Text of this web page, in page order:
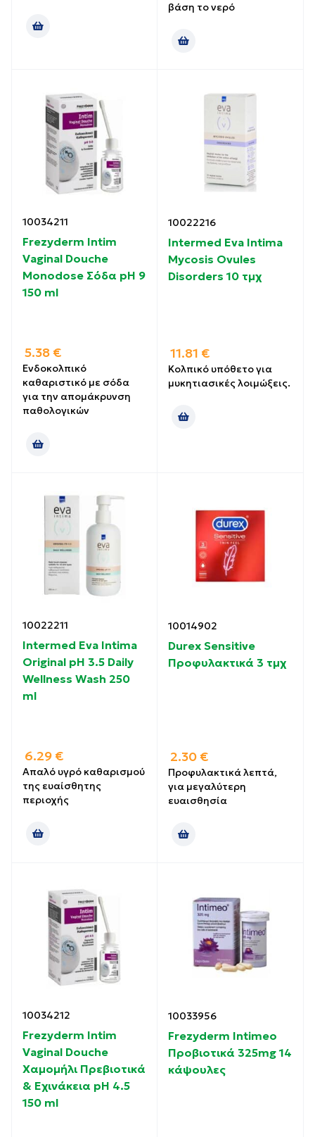
βάση το νερό
10034211
Frezyderm Intim
Vaginal Douche
Monodose Σόδα pH 9
150 ml
5.38 €
Ενδοκολπικό
καθαριστικό με σόδα
για την απομάκρυνση
παθολογικών
10022216
Intermed Eva Intima
Mycosis Ovules
Disorders 10 τμχ
11.81 €
Κολπικό υπόθετο για
μυκητιασικές λοιμώξεις.
10022211
Intermed Eva Intima
Original pH 3.5 Daily
Wellness Wash 250
ml
6.29 €
Απαλό υγρό καθαρισμού
της ευαίσθητης
περιοχής
10014902
Durex Sensitive
Προφυλακτικά 3 τμχ
2.30 €
Προφυλακτικά λεπτά,
για μεγαλύτερη
ευαισθησία
10034212
Frezyderm Intim
Vaginal Douche
Χαμομήλι Πρεβιοτικά
& Εχινάκεια pH 4.5
150 ml
10033956
Frezyderm Intimeo
Προβιοτικά 325mg 14
κάψουλες